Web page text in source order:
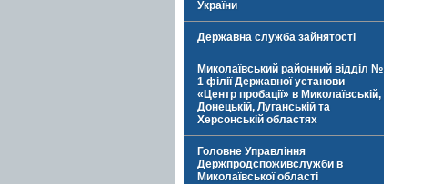
України
Державна служба зайнятості
Миколаївський районний відділ №
1 філії Державної установи
«Центр пробації» в Миколаївській,
Донецькій, Луганській та
Херсонській областях
Головне Управління
Держпродспоживслужби в
Миколаївської області